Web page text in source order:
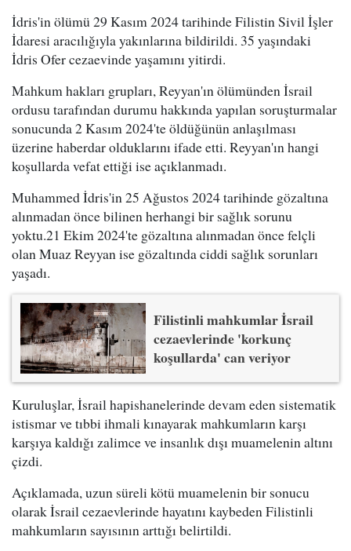
İdris'in ölümü 29 Kasım 2024 tarihinde Filistin Sivil İşler
İdaresi aracılığıyla yakınlarına bildirildi. 35 yaşındaki
İdris Ofer cezaevinde yaşamını yitirdi.
Mahkum hakları grupları, Reyyan'ın ölümünden İsrail
ordusu tarafından durumu hakkında yapılan soruşturmalar
sonucunda 2 Kasım 2024'te öldüğünün anlaşılması
üzerine haberdar olduklarını ifade etti. Reyyan'ın hangi
koşullarda vefat ettiği ise açıklanmadı.
Muhammed İdris'in 25 Ağustos 2024 tarihinde gözaltına
alınmadan önce bilinen herhangi bir sağlık sorunu
yoktu.21 Ekim 2024'te gözaltına alınmadan önce felçli
olan Muaz Reyyan ise gözaltında ciddi sağlık sorunları
yaşadı.
Filistinli mahkumlar İsrail
cezaevlerinde 'korkunç
koşullarda' can veriyor
Kuruluşlar, İsrail hapishanelerinde devam eden sistematik
istismar ve tıbbi ihmali kınayarak mahkumların karşı
karşıya kaldığı zalimce ve insanlık dışı muamelenin altını
çizdi.
Açıklamada, uzun süreli kötü muamelenin bir sonucu
olarak İsrail cezaevlerinde hayatını kaybeden Filistinli
mahkumların sayısının arttığı belirtildi.